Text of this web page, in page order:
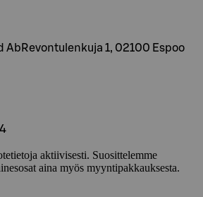
AbRevontulenkuja 1, 02100 Espoo
aktiivisesti. Suosittelemme
aina myös myyntipakkauksesta.